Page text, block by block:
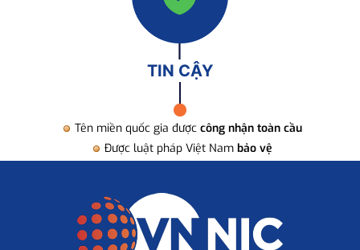
TIN CẬY
Tên miền quốc gia được công nhận toàn cầu
Được luật pháp Việt Nam bảo vệ